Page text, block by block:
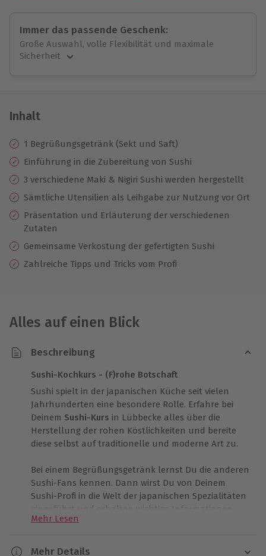
Immer das passende Geschenk:
Große Auswahl, volle Flexibilität und maximale
Sicherheit
Jeder Gutschein für alle Erlebnisse einlösbar.
10 Jahre gültig & verlängerbar.
Inhalt
1 Begrüßungsgetränk (Sekt und Saft)
Einführung in die Zubereitung von Sushi
3 verschiedene Maki & Nigiri Sushi werden hergestellt
Sämtliche Utensilien als Leihgabe zur Nutzung vor Ort
Präsentation und Erläuterung der verschiedenen
Zutaten
Gemeinsame Verkostung der gefertigten Sushi
Zahlreiche Tipps und Tricks vom Profi
Alles auf einen Blick
Beschreibung
Sushi-Kochkurs - (F)rohe Botschaft
Sushi spielt in der japanischen Küche seit vielen
Jahrhunderten eine besondere Rolle. Erfahre bei
Deinem Sushi-Kurs in Lübbecke alles über die
Herstellung der rohen Köstlichkeiten und bereite
diese selbst auf traditionelle und moderne Art zu.
Bei einem Begrüßungsgetränk lernst Du die anderen
Sushi-Fans kennen. Dann wirst Du von Deinem
Sushi-Profi in die Welt der japanischen Spezialitäten
eingeführt und erhalten wichtige Informationen
rund um Fisch und Reis. Mit diesen Informationen
rollst, formst und presst Deine eigenen Sushi. Dabei
Mehr Lesen
Mehr Details